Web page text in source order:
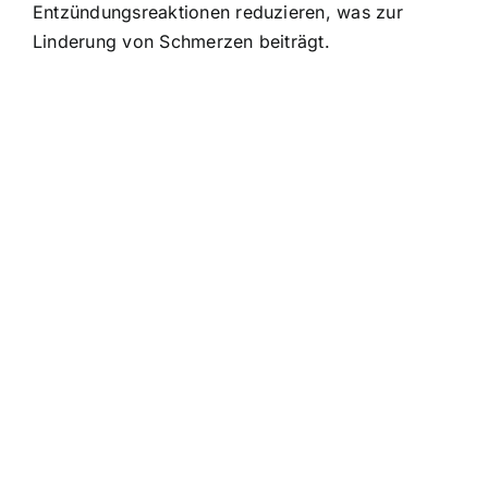
Entzündungsreaktionen reduzieren, was zur
Linderung von Schmerzen beiträgt.